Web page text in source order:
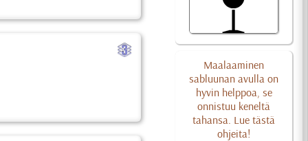
Maalaaminen
sabluunan avulla on
hyvin helppoa, se
onnistuu keneltä
tahansa. Lue tästä
ohjeita!
c